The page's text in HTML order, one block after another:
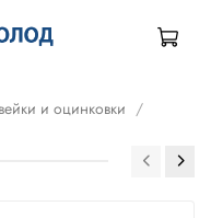
и оцинковки